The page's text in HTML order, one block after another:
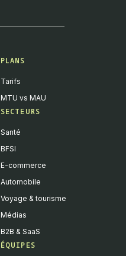
PLANS
Tarifs
MTU vs MAU
SECTEURS
Santé
BFSI
E-commerce
Automobile
Voyage & tourisme
Médias
B2B & SaaS
ÉQUIPES